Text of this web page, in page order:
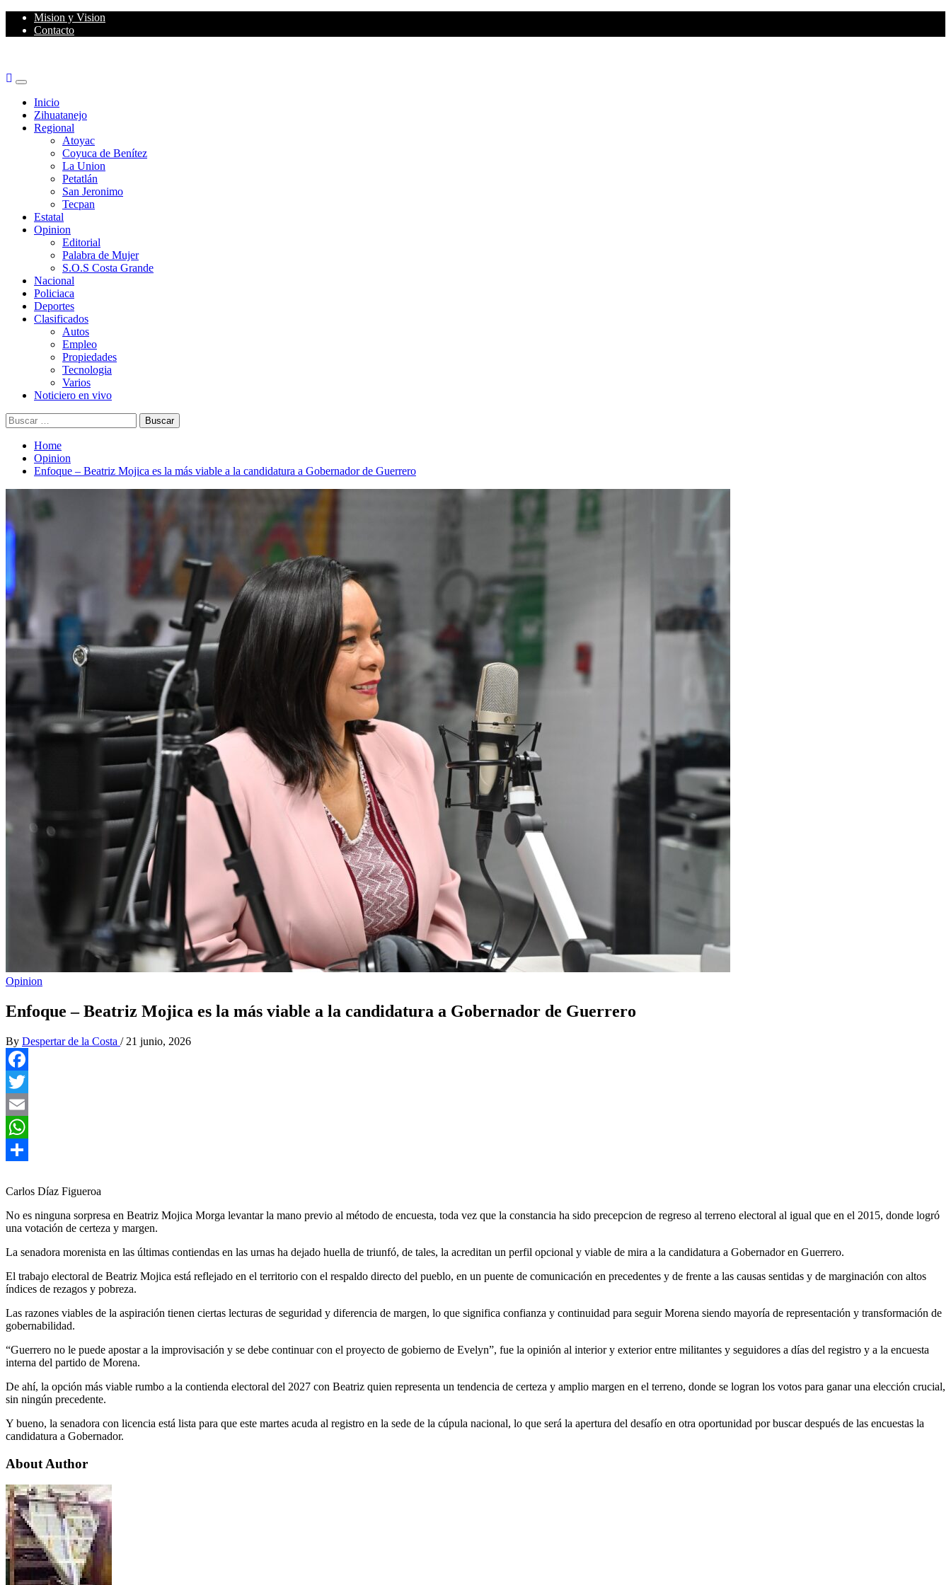
Skip
Mision y Vision
Contacto
Primary
MenuInicio
Zihuatanejo
Regional
Atoyac
Coyuca de Benítez
La Union
Petatlán
San Jeronimo
Tecpan
Estatal
Opinion
Editorial
Palabra de Mujer
S.O.S Costa Grande
Nacional
Policiaca
Deportes
Clasificados
Autos
Empleo
Propiedades
Tecnologia
Varios
Noticiero en vivo
Buscar:
Home
Opinion
Enfoque – Beatriz Mojica es la más viable a la candidatura a Gobernador de Guerrero
Opinion
Enfoque – Beatriz Mojica es la más viable a la candidatura a Gobernador de Guerrero
By Despertar de la Costa / 21 junio, 2026
Facebook
Twitter
Email
WhatsApp
Carlos Díaz Figueroa
No es ninguna sorpresa en Beatriz Mojica Morga levantar la mano previo al método de encuesta, toda vez que la constancia ha sido precepcion de regreso al terreno electoral al igual que en el 2015, donde logró
una votación de certeza y margen.
La senadora morenista en las últimas contiendas en las urnas ha dejado huella de triunfó, de tales, la acreditan un perfil opcional y viable de mira a la candidatura a Gobernador en Guerrero.
El trabajo electoral de Beatriz Mojica está reflejado en el territorio con el respaldo directo del pueblo, en un puente de comunicación en precedentes y de frente a las causas sentidas y de marginación con altos
índices de rezagos y pobreza.
Las razones viables de la aspiración tienen ciertas lecturas de seguridad y diferencia de margen, lo que significa confianza y continuidad para seguir Morena siendo mayoría de representación y transformación de
gobernabilidad.
“Guerrero no le puede apostar a la improvisación y se debe continuar con el proyecto de gobierno de Evelyn”, fue la opinión al interior y exterior entre militantes y seguidores a días del registro y a la encuesta
interna del partido de Morena.
De ahí, la opción más viable rumbo a la contienda electoral del 2027 con Beatriz quien representa un tendencia de certeza y amplio margen en el terreno, donde se logran los votos para ganar una elección crucial,
sin ningún precedente.
Y bueno, la senadora con licencia está lista para que este martes acuda al registro en la sede de la cúpula nacional, lo que será la apertura del desafío en otra oportunidad por buscar después de las encuestas la
candidatura a Gobernador.
About Author